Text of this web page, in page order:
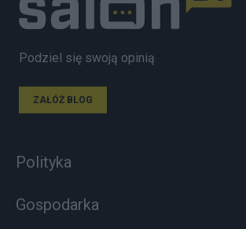
Podziel się swoją opinią
ZAŁÓŻ BLOG
Polityka
Gospodarka